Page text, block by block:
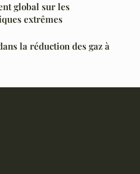
global sur les
extrêmes
la réduction des gaz à